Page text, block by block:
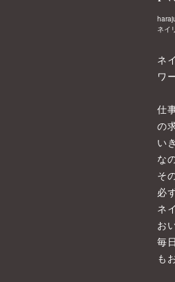
ネイ
ネ
ワ
仕
の
い
な
そ
必
ネ
お
毎
も